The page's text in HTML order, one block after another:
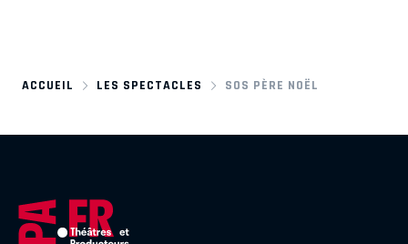
ACCUEIL LES SPECTACLES SOS PÈRE NOËL